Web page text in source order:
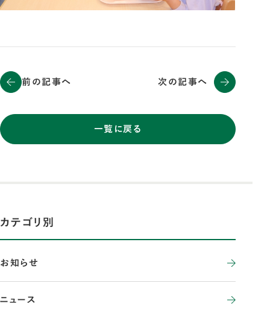
前の記事へ
一覧に戻る
次の記事へ
カテゴリ別
お知らせ
ニュース